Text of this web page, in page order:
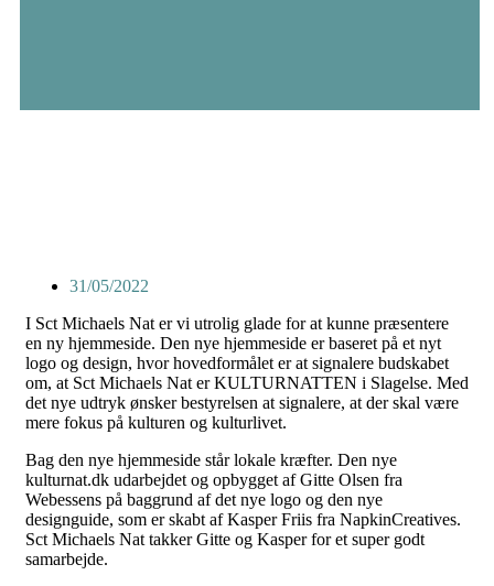
31/05/2022
I Sct Michaels Nat er vi utrolig glade for at kunne præsentere
en ny hjemmeside. Den nye hjemmeside er baseret på et nyt
logo og design, hvor hovedformålet er at signalere budskabet
om, at Sct Michaels Nat er KULTURNATTEN i Slagelse. Med
det nye udtryk ønsker bestyrelsen at signalere, at der skal være
mere fokus på kulturen og kulturlivet.
Bag den nye hjemmeside står lokale kræfter. Den nye
kulturnat.dk udarbejdet og opbygget af Gitte Olsen fra
Webessens på baggrund af det nye logo og den nye
designguide, som er skabt af Kasper Friis fra NapkinCreatives.
Sct Michaels Nat takker Gitte og Kasper for et super godt
samarbejde.